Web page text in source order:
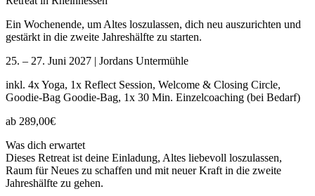
Ein Wochenende, um Altes loszulassen, dich neu auszurichten und
gestärkt in die zweite Jahreshälfte zu starten.
25. – 27. Juni 2027 | Jordans Untermühle
inkl. 4x Yoga, 1x Reflect Session, Welcome & Closing Circle,
Goodie-Bag Goodie-Bag, 1x 30 Min. Einzelcoaching (bei Bedarf)
ab 289,00€
Was dich erwartet
Dieses Retreat ist deine Einladung, Altes liebevoll loszulassen,
Raum für Neues zu schaffen und mit neuer Kraft in die zweite
Jahreshälfte zu gehen.